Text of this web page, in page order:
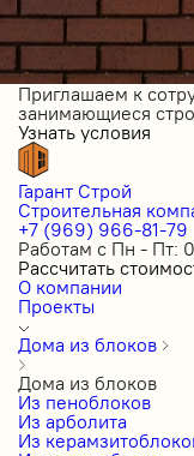
Приглашаем к
занимающиеся
Узнать условия
Гарант Строй
Строительная
+7 (969) 966-81-79
Работам с Пн - Пт:
Рассчитать
О компании
Проекты
Дома из блоков
Дома из блоков
Из пеноблоков
Из арболита
Из